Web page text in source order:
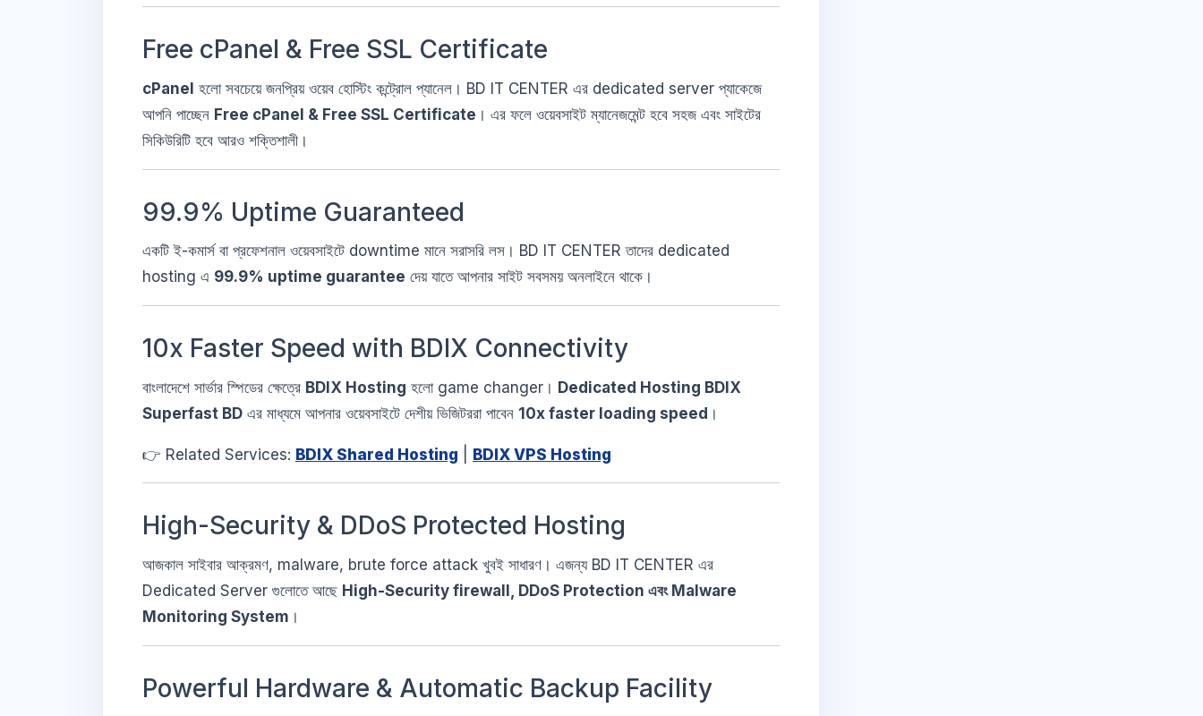
Free cPanel & Free SSL Certificate
cPanel হলো সবচেয়ে জনপ্রিয় ওয়েব হোস্টিং কন্ট্রোল প্যানেল। BD IT CENTER এর dedicated server প্যাকেজে
আপনি পাচ্ছেন Free cPanel & Free SSL Certificate । এর ফলে ওয়েবসাইট ম্যানেজমেন্ট হবে সহজ এবং সাইটের
সিকিউরিটি হবে আরও শক্তিশালী।
99.9% Uptime Guaranteed
একটি ই-কমার্স বা প্রফেশনাল ওয়েবসাইটে downtime মানে সরাসরি লস। BD IT CENTER তাদের dedicated
hosting এ 99.9% uptime guarantee দেয় যাতে আপনার সাইট সবসময় অনলাইনে থাকে।
10x Faster Speed with BDIX Connectivity
বাংলাদেশে সার্ভার স্পিডের ক্ষেত্রে BDIX Hosting হলো game changer। Dedicated Hosting BDIX
Superfast BD এর মাধ্যমে আপনার ওয়েবসাইটে দেশীয় ভিজিটররা পাবেন 10x faster loading speed ।
👉 Related Services: BDIX Shared Hosting BDIX VPS Hosting
High-Security & DDoS Protected Hosting
আজকাল সাইবার আক্রমণ, malware, brute force attack খুবই সাধারণ। এজন্য BD IT CENTER এর
Dedicated Server গুলোতে আছে High-Security firewall, DDoS Protection এবং Malware
Monitoring System ।
Powerful Hardware & Automatic Backup Facility